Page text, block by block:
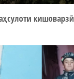
кишоварзӣ